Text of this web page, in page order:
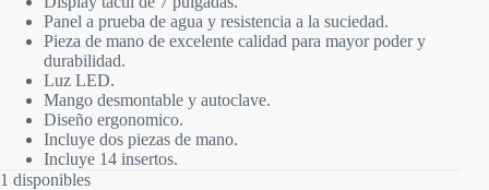
Panel a prueba de agua y resistencia a la suciedad.
Pieza de mano de excelente calidad para mayor poder y
durabilidad.
Luz LED.
Mango desmontable y autoclave.
Diseño ergonomico.
Incluye dos piezas de mano.
Incluye 14 insertos.
1 disponibles